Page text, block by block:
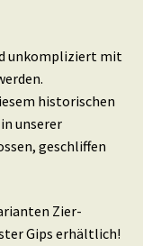
unkompliziert mit
historischen
unserer
geschliffen
Zier-
Gips erhältlich!